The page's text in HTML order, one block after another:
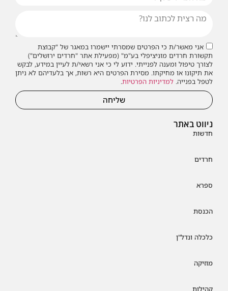
ניווט באתר
חדשות
חרדים
ספרא
הכנסת
כלכלה ונדל"ן
מוזיקה
קהילות
אני מאשר/ת כי הפרטים שמסרתי יישמרו במאגר של "קבוצת
תקשורת חרדים מוניציפלי בע"מ" (מפעילת אתר "חרדים ירושלים")
לצורך טיפול ומענה לפנייתי. ידוע לי כי אני רשאי/ת לעיין במידע, לבקש
את תיקונו או מחיקתו. מסירת הפרטים היא רשות, אך בלעדיהם לא ניתן
לטפל בפנייה. למדיניות הפרטיות.
שליחה